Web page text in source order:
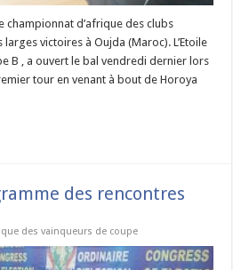
championnat d’afrique des clubs
victoires à Oujda (Maroc). L’Etoile
B , a ouvert le bal vendredi dernier lors
tour en venant à bout de Horoya
des rencontres
des vainqueurs de coupe